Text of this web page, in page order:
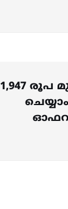
1,947 രൂപ